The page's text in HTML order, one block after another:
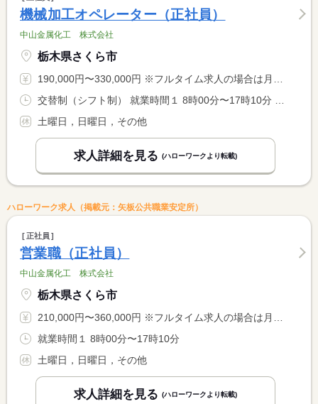
機械加工オペレーター（正社員）
中山金属化工 株式会社
栃木県さくら市
190,000円〜330,000円 ※フルタイム求人の場合は月額（換算額）、パート求人の場合は時間額を表示しています。
土曜日，日曜日，その他
求人詳細を見る (ハローワークより転載)
ハローワーク求人（掲載元：矢板公共職業安定所）
正社員
営業職（正社員）
中山金属化工 株式会社
栃木県さくら市
210,000円〜360,000円 ※フルタイム求人の場合は月額（換算額）、パート求人の場合は時間額を表示しています。
就業時間１ 8時00分〜17時10分
土曜日，日曜日，その他
求人詳細を見る (ハローワークより転載)